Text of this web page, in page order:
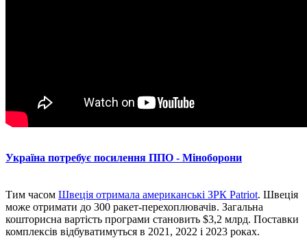
Україна потребує посилення ППО - Міноборони
Тим часом Швеція отримала американські ЗРК Patriot. Швеція
може отримати до 300 ракет-перехоплювачів. Загальна
кошторисна вартість програми становить $3,2 млрд. Поставки
комплексів відбуватимуться в 2021, 2022 і 2023 роках.